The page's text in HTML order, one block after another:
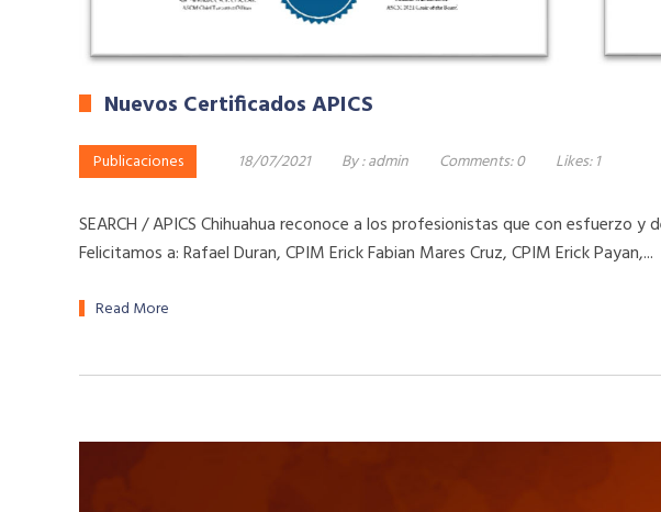
Nuevos Certificados APICS
Publicaciones 18/07/2021 By :admin Comments:0 Likes: 1
SEARCH / APICS Chihuahua reconoce a los profesionistas que con esfuerzo
Felicitamos a: Rafael Duran, CPIM Erick Fabian Mares Cruz, CPIM Erick Payan,...
Read More